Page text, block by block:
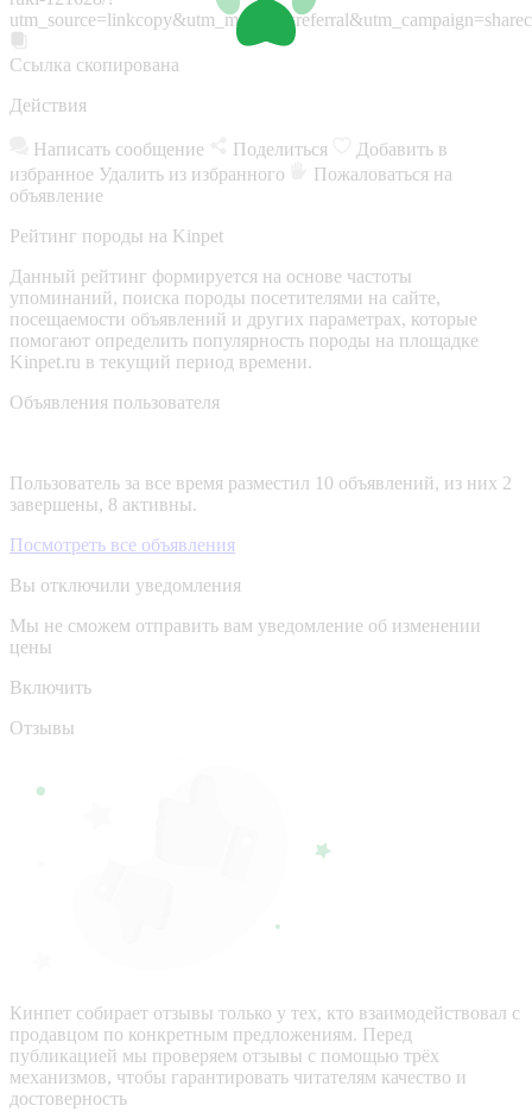
Ссылка скопирована
Действия
Написать сообщение Поделиться
Добавить в
избранное Удалить из избранного
Пожаловаться на
объявление
Рейтинг породы на Kinpet
Данный рейтинг формируется на основе частоты
упоминаний, поиска породы посетителями на сайте,
посещаемости объявлений и других параметрах, которые
помогают определить популярность породы на площадке
Kinpet.ru в текущий период времени.
Объявления пользователя
Пользователь за все время разместил 10 объявлений, из них 2
завершены, 8 активны.
Посмотреть все объявления
Вы отключили уведомления
Мы не сможем отправить вам уведомление об изменении
цены
Включить
Отзывы
Кинпет собирает отзывы только у тех, кто взаимодействовал с
продавцом по конкретным предложениям. Перед
публикацией мы проверяем отзывы с помощью трёх
механизмов, чтобы гарантировать читателям качество и
достоверность